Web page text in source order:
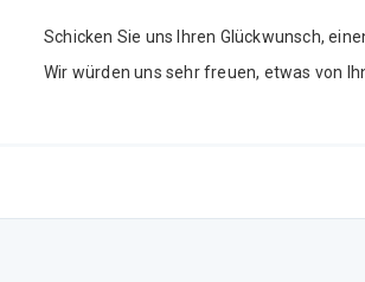
Schicken Sie uns Ihren Glückwunsch,
Wir würden uns sehr freuen, etwas von